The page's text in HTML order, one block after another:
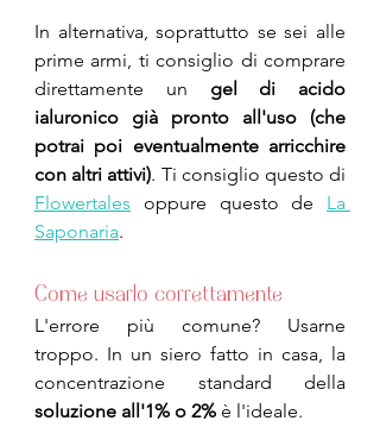
In alternativa, soprattutto se sei alle
prime armi, ti consiglio di comprare
direttamente un gel di acido
ialuronico già pronto all'uso (che
potrai poi eventualmente arricchire
con altri attivi)
Flowertales oppure questo de La
Saponaria.
Come usarlo correttamente
L'errore più comune? Usarne
troppo. In un siero fatto in casa, la
soluzione all'1% o 2% è l'ideale.